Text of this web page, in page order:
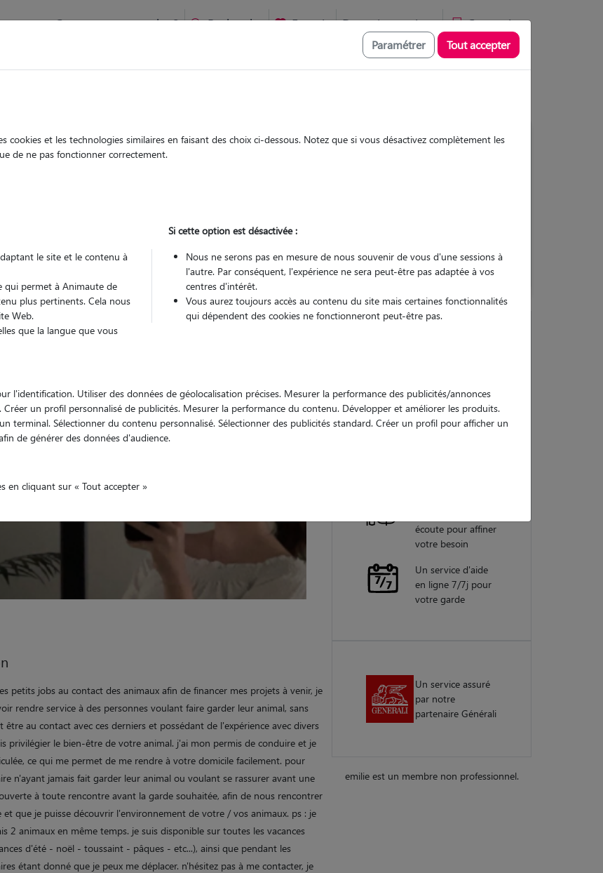
Comment ça marche ? Recherche Favoris Devenir pet sitter Connexion
petits jobs au contact des animaux afin de financer mes projets à venir, je
rendre service à des personnes voulant faire garder leur animal, sans
être au contact avec ces derniers et possédant de l'expérience avec divers
privilégier le bien-être de votre animal. j'ai mon permis de conduire et je
ce qui me permet de me rendre à votre domicile facilement. pour
n'ayant jamais fait garder leur animal ou voulant se rassurer avant une
à toute rencontre avant la garde souhaitée, afin de nous rencontrer
et que je puisse découvrir l'environnement de votre / vos animaux. ps : je
2 animaux en même temps. je suis disponible sur toutes les vacances
d'été - noël - toussaint - pâques - etc...), ainsi que pendant les
étant donné que je peux me déplacer. n'hésitez pas à me contacter, je
garanties
écoute pour affiner
votre besoin
Un service d'aide
en ligne 7/7j pour
votre garde
Un service assuré
par notre
partenaire Générali
emilie est un membre non professionnel.
Paramétrer Tout accepter
et les technologies similaires en faisant des choix ci-dessous. Notez que si vous désactivez complètement les
de ne pas fonctionner correctement.
le site et le contenu à
qui permet à Animaute de
plus pertinents. Cela nous
Web.
que la langue que vous
Si cette option est désactivée :
Nous ne serons pas en mesure de nous souvenir de vous d'une sessions à
l'autre. Par conséquent, l'expérience ne sera peut-être pas adaptée à vos
centres d'intérêt.
Vous aurez toujours accès au contenu du site mais certaines fonctionnalités
qui dépendent des cookies ne fonctionneront peut-être pas.
l'identification. Utiliser des données de géolocalisation précises. Mesurer la performance des publicités/annonces
Créer un profil personnalisé de publicités. Mesurer la performance du contenu. Développer et améliorer les produits.
terminal. Sélectionner du contenu personnalisé. Sélectionner des publicités standard. Créer un profil pour afficher un
de générer des données d'audience.
en cliquant sur « Tout accepter »